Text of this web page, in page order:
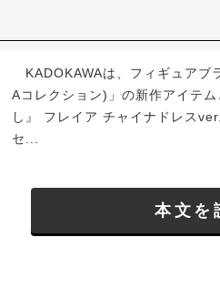
KADOKAWAは、フィギュアブ
Aコレクション)」の新作アイテ
し』 フレイア チャイナドレス
セ...
本文を